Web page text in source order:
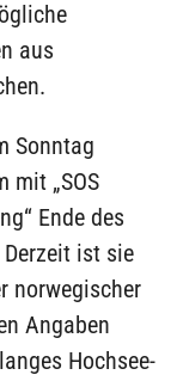
aus
Sonntag
mit „SOS
Ende des
ist sie
norwegischer
Angaben
Hochsee-